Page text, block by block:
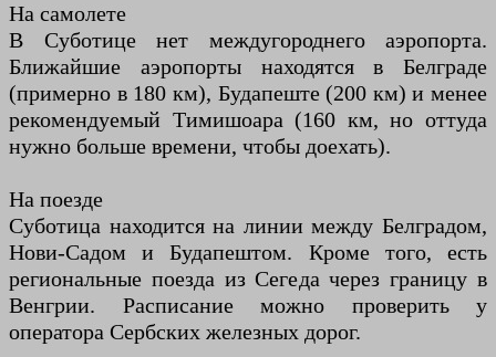
На самолете
В Суботице нет междугороднего аэропорта.
Ближайшие аэропорты находятся в Белграде
(примерно в 180 км), Будапеште (200 км) и менее
рекомендуемый Тимишоара (160 км, но оттуда
нужно больше времени, чтобы доехать).
На поезде
Суботица находится на линии между Белградом,
Нови-Садом и Будапештом. Кроме того, есть
региональные поезда из Сегеда через границу в
Венгрии. Расписание можно проверить у
оператора Сербских железных дорог.